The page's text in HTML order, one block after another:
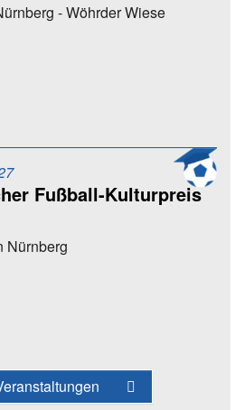
- Wöhrder Wiese
Fußball-Kulturpreis
Nürnberg